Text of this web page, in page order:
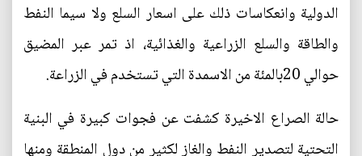
الدولية وانعكاسات ذلك على اسعار السلع ولا سيما النفط
والطاقة والسلع الزراعية والغذائية، اذ تمر عبر المضيق
حوالي 20بالمئة من الاسمدة التي تستخدم في الزراعة.
حالة الصراع الاخيرة كشفت عن فجوات كبيرة في البنية
التحتية لتصدير النفط والغاز لكثير من دول المنطقة ومنها